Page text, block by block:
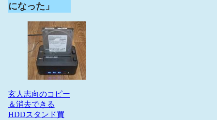
になった」
玄人志向のコピー
＆消去できる
HDDスタンド買